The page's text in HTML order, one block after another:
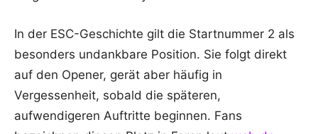
In der ESC-Geschichte gilt die Startnummer 2 als
besonders undankbare Position. Sie folgt direkt
auf den Opener, gerät aber häufig in
Vergessenheit, sobald die späteren,
aufwendigeren Auftritte beginnen. Fans